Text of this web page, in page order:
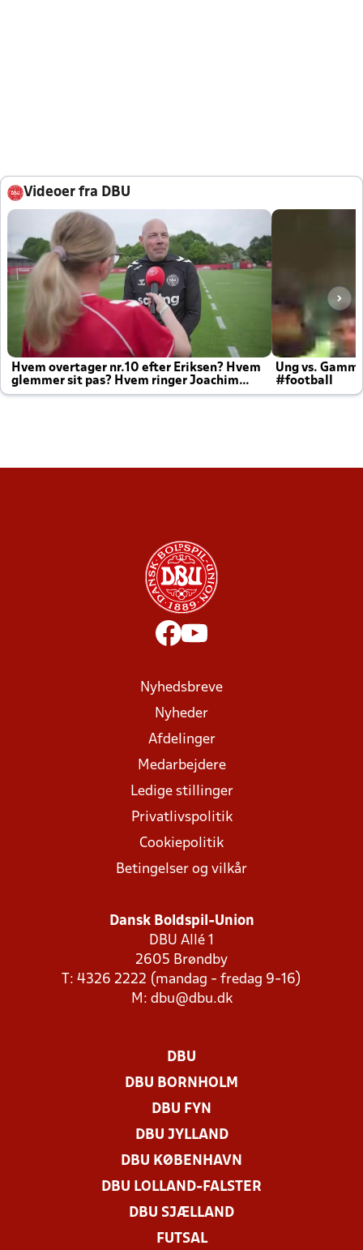
Videoer fra DBU
Hvem overtager nr.10 efter Eriksen? Hvem
glemmer sit pas? Hvem ringer Joachim
altid til efter kampe?
Ung vs.
#football
Nyhedsbreve
Nyheder
Afdelinger
Medarbejdere
Ledige stillinger
Privatlivspolitik
Cookiepolitik
Betingelser og vilkår
Dansk Boldspil-Union
DBU Allé 1
2605 Brøndby
T: 4326 2222 (mandag - fredag 9-16)
M: dbu@dbu.dk
DBU
DBU BORNHOLM
DBU FYN
DBU JYLLAND
DBU KØBENHAVN
DBU LOLLAND-FALSTER
DBU SJÆLLAND
FUTSAL